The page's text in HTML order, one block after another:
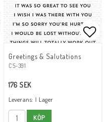
till i favoritlistan
till i favoritlistan
Greetings & Salutations
CS-391
176 SEK
Leverans: I Lager
KÖP